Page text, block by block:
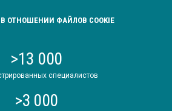
ОТНОШЕНИИ ФАЙЛОВ COOKIE
>13 000
специалистов
>3 000